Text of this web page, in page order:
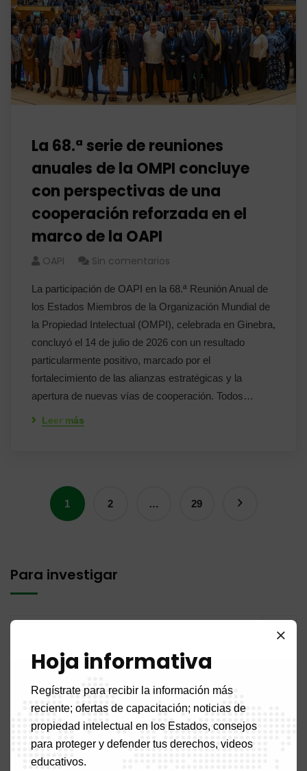
La 68.ª serie de reuniones
anuales de la OMPI concluye
con perspectivas de una
cooperación reforzada en el
marco de la OAPI
OAPI Sin comentarios
La participación de OAPI en la 68.ª Reunión Anual de
los Estados Miembros de la Organización Mundial de
la Propiedad Intelectual (OMPI), celebrada en Ginebra,
concluyó el 14 de julio de 2026 con un resultado
particularmente positivo, marcado por el
fortalecimiento de las alianzas estratégicas y la
apertura de nuevas vías de cooperación. Todos…
Leer más
1 2 … 29
Para investigar
Artículos recientes
PUBLICACIÓN N.° 14MQ / 2026 del 31 de julio de 2026
Hoja informativa
Regístrate para recibir la información más
reciente; ofertas de capacitación; noticias de
propiedad intelectual en los Estados, consejos
para proteger y defender tus derechos, videos
educativos.